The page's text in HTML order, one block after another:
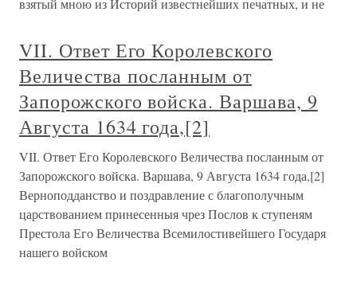
взятый мною из Историй известнейших печатных, и не
VII. Ответ Его Королевского
Величества посланным от
Запорожского войска. Варшава, 9
Августа 1634 года,[2]
VII. Ответ Его Королевского Величества посланным от
Запорожского войска. Варшава, 9 Августа 1634 года,[2]
Верноподданство и поздравление с благополучным
царствованием принесенныя чрез Послов к ступеням
Престола Его Величества Всемилостивейшего Государя
нашего войском